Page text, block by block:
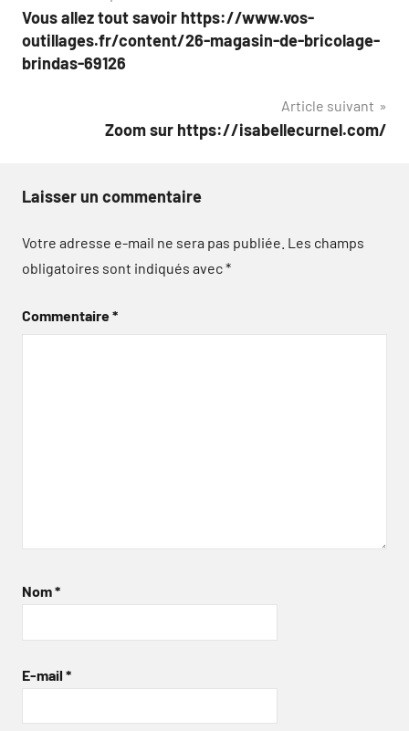
de
l’article
Vous allez tout savoir https://www.vos-
outillages.fr/content/26-magasin-de-bricolage-
brindas-69126
Article suivant
Zoom sur https://isabellecurnel.com/
Laisser un commentaire
Votre adresse e-mail ne sera pas publiée. Les champs
obligatoires sont indiqués avec*
Commentaire*
Nom*
E-mail *